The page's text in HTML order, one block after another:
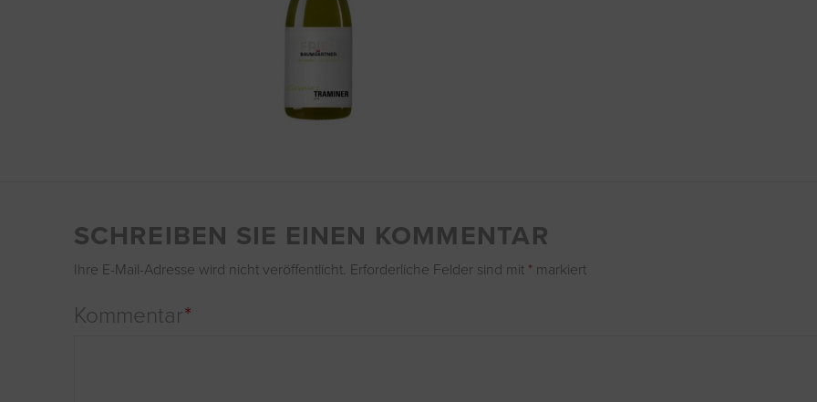
SCHREIBEN SIE EINEN KOMMENTAR
Ihre E-Mail-Adresse wird nicht veröffentlicht. Erforderliche Felder sind mit *markiert
Kommentar*